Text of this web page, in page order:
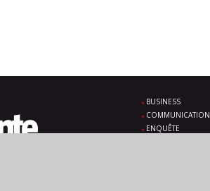
BUSINESS
COMMUNICATION
ENQUÊTE